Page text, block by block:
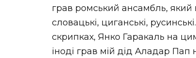
грав ромський ансамбль, який
словацькі, циганські,
скрипках, Янко Гаракаль на
іноді грав мій дід Аладар Пап